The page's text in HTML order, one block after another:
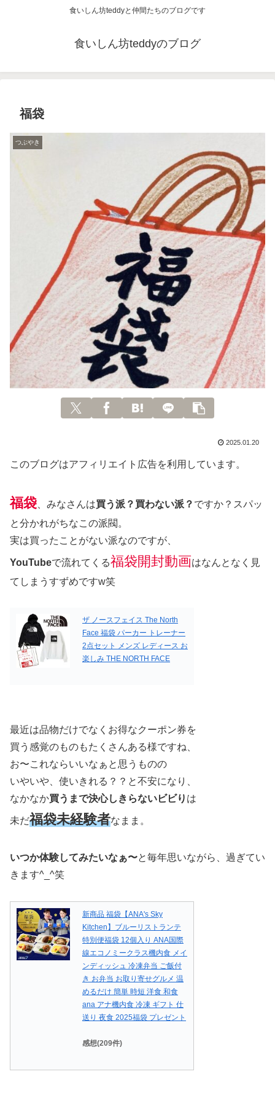
食いしん坊teddyと仲間たちのブログです
食いしん坊teddyのブログ
福袋
つぶやき
2025.01.20
このブログはアフィリエイト広告を利用しています。
福袋 、みなさんは買う派？買わない派？ ですか？スパッ
と分かれがちなこの派閥。
実は買ったことがない派なのですが、
YouTubeで流れてくる福袋開封動画はなんとなく見
てしまうすずめですw笑
ザ ノースフェイス The North
Face 福袋 パーカー トレーナー
2点セット メンズ レディース お
楽しみ THE NORTH FACE
最近は品物だけでなくお得なクーポン券を
買う感覚のものもたくさんある様ですね、
お〜これならいいなぁと思うものの
いやいや、使いきれる？？と不安になり、
なかなか買うまで決心しきらないビビり は
未だ福袋未経験者なまま。
いつか体験してみたいなぁ〜と毎年思いながら、過ぎてい
きます^_^笑
新商品 福袋【ANA's Sky
Kitchen】ブルーリストランテ
特別便福袋 12個入り ANA国際
線エコノミークラス機内食 メイ
ンディッシュ 冷凍弁当 ご飯付
き お弁当 お取り寄せグルメ 温
めるだけ 簡単 時短 洋食 和食
ana アナ機内食 冷凍 ギフト 仕
送り 夜食 2025福袋 プレゼント
感想(209件)